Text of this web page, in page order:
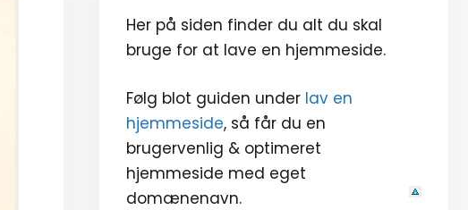
Her på siden finder du alt du skal
bruge for at lave en hjemmeside.
Følg blot guiden under lav en
hjemmeside, så får du en
brugervenlig & optimeret
hjemmeside med eget
domænenavn.